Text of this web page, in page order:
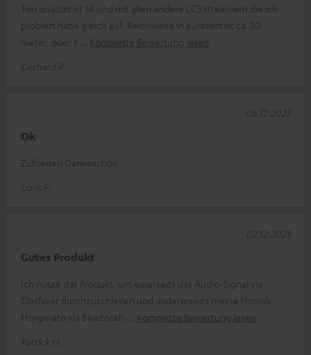
Ton qualität ist 1A und mit allen andere LC3 streamern die ich
probiert habe gleich auf. Reichweite in auracast ist ca. 50
meter, oder 1
Komplette Bewertung lesen
Gerhard R.
Ok
Zufrieden Dankeschön
Loris F.
06.12.2025
Gutes Produkt
Ich nutze das Produkt, um einerseits das Audio-Signal via
Glasfaser durchzuschleifen und andererseits meine Phonak-
Hörgeräte via Bluetooth
Komplette Bewertung lesen
Patrick H.
02.12.2025